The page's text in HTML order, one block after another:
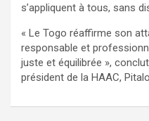
s’appliquent à tous, sans
« Le Togo réaffirme son
responsable et
juste et équilibrée »,
président de la HAAC,